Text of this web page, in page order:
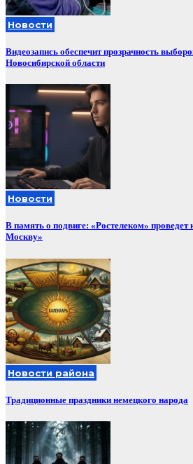
Новости
Видеозапись обеспечит прозрачность
Новосибирской области
Новости
В память о подвиге: «Ростелеком» проведет
Москву»
Новости района
Традиционные праздники немецкого народа